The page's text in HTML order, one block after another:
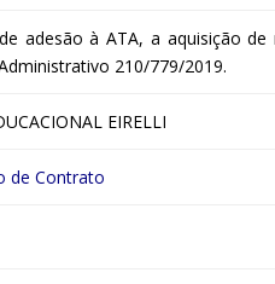
adesão à ATA, a aquisição de
210/779/2019.
EIRELLI
de Contrato